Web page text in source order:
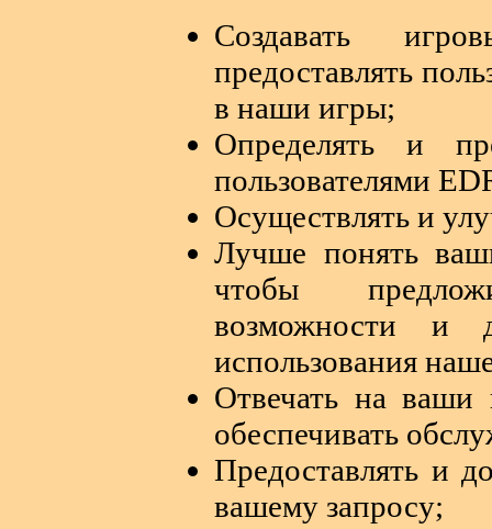
Создавать
предоставлять
в наши игры;
Определять и
пользователями
Осуществлять и
Лучше понять
чтобы
возможности и
использования
Отвечать на
обеспечивать
Предоставлять и
вашему запросу;